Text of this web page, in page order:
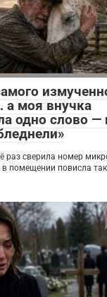
а моя внучка
одно слово —
раз сверила номер
в помещении повисла